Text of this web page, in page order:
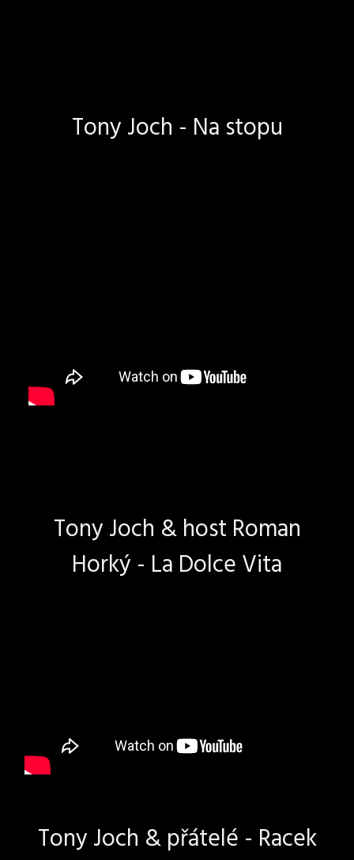
Tony Joch - Na stopu
Tony Joch & host Roman
Horký - La Dolce Vita
Tony Joch & přátelé - Racek